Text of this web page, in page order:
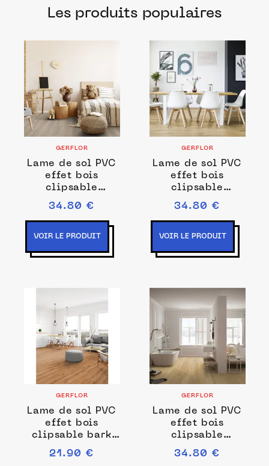
manufactures français pour chacune de
Les produits populaires
GERFLOR
Lame de sol PVC
effet bois
clipsable
meadow taupe
Gerflor - 123.88
cm x 21.2 cm x
0.45 cm
34.80 €
VOIR LE PRODUIT
GERFLOR
Lame de sol PVC
effet bois
clipsable
authentic nature
Gerflor - 123.88
cm x 21.2 cm x
0.45 cm
34.80 €
VOIR LE PRODUIT
GERFLOR
Lame de sol PVC
effet bois
clipsable bark
medium Gerflor
- 121.92 cm x
21.90 €
GERFLOR
Lame de sol PVC
effet bois
clipsable
columbia Gerflor
- 123.88 cm x
34.80 €